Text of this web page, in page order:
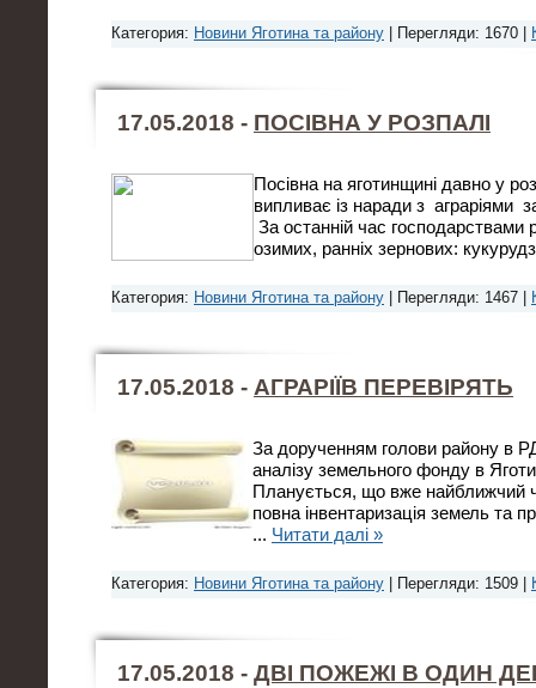
Категория: Новини Яготина та району | Перегляди: 1670 |
17.05.2018 - ПОСІВНА У РОЗПАЛІ
Посівна на яготинщині давно у
випливає із наради з аграріями
За останній час господарствами
озимих, ранніх зернових:
Категория: Новини Яготина та району | Перегляди: 1467 |
17.05.2018 - АГРАРІЇВ ПЕРЕВІРЯТЬ
За дорученням голови району в
аналізу земельного фонду в
Планується, що вже найближчий
повна інвентаризація земель та
... Читати далі »
Категория: Новини Яготина та району | Перегляди: 1509 |
17.05.2018 - ДВІ ПОЖЕЖІ В ОДИН